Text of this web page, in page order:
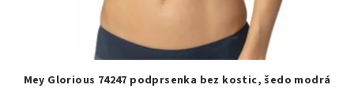
Mey Glorious 74247 podprsenka bez kostic, šedo modrá